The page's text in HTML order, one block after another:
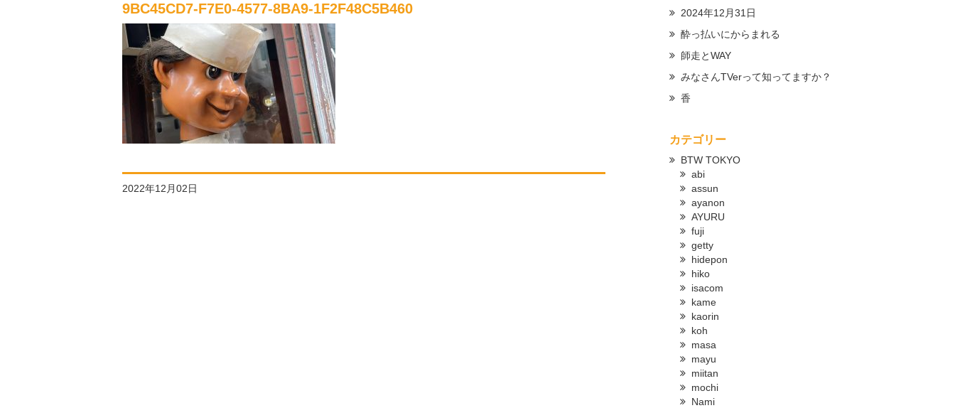
9BC45CD7-F7E0-4577-8BA9-1F2F48C5B460
2022年12月02日
2024年12月31日
酔っ払いにからまれる
師走とWAY
みなさんTVerって知ってますか？
香
カテゴリー
BTW TOKYO
abi
assun
ayanon
AYURU
fuji
getty
hidepon
hiko
isacom
kame
kaorin
koh
masa
mayu
miitan
mochi
Nami